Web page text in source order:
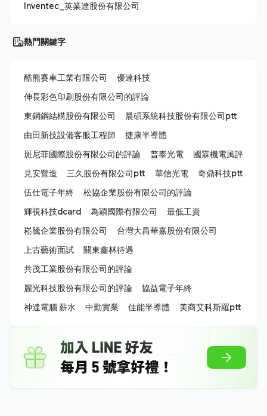
Inventec_英業達股份有限公司
熱門關鍵字
酷熊賽車工業有限公司
優達科技
伸長彩色印刷股份有限公司的評論
東鋼鋼結構股份有限公司
晨碩系統科技股份有限公司ptt
由田新技設備客服工程師
捷康半導體
斑尼菲國際股份有限公司的評論
普泰光電
國霖機電風評
見安營造
三久股份有限公司ptt 華信光電
奇鼎科技ptt
伍仕電子年終
松協企業股份有限公司的評論
輝視科技dcard
為穎國際有限公司
最低工資
崧騰企業股份有限公司
台灣大昌華嘉股份有限公司
上古藝術面試
關東鑫林待遇
共茂工業股份有限公司的評論
麗光科技股份有限公司的評論
協益電子年終
神達電腦 薪水
中勤實業 佳能半導體 美商艾科斯羅ptt